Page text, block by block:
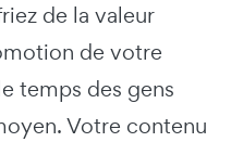
de la valeur
de votre
temps des gens
Votre contenu